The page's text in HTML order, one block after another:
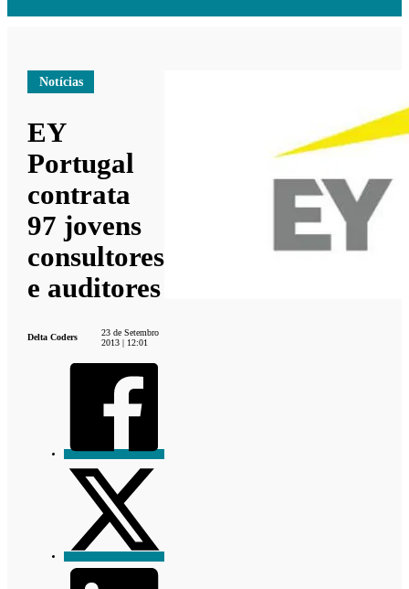
Notícias
EY
Portugal
contrata
97 jovens
consultores
e auditores
Delta Coders
23 de Setembro
2013 | 12:01